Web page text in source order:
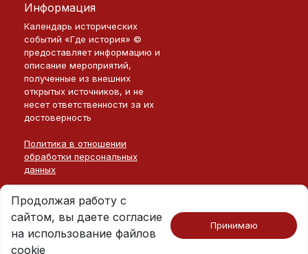
Информация
Календарь исторических
событий «Где история» ©
предоставляет информацию и
описание мероприятий,
полученные из внешних
открытых источников, и не
несет ответственности за их
достоверность
Политика в отношении
обработки персональных
данных
Продолжая работу с
сайтом, вы даете согласие
на использование файлов
cookie
Принимаю
Москва · 2026